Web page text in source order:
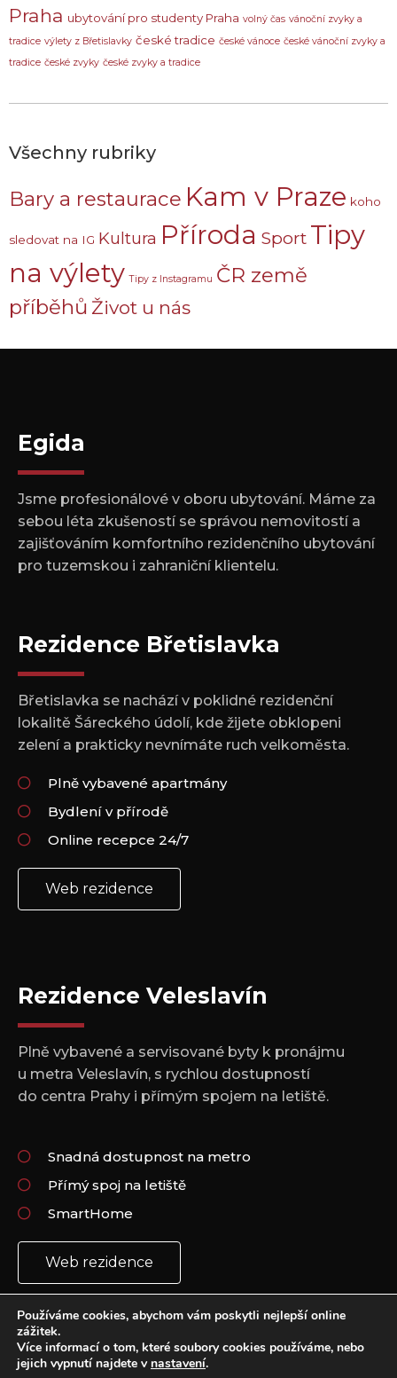
Praha ubytování pro studenty Praha volný čas vánoční zvyky a
tradice výlety z Břetislavky české tradice české vánoce české vánoční zvyky a
tradice české zvyky české zvyky a tradice
Všechny rubriky
Bary a restaurace Kam v Praze koho
sledovat na IG Kultura Příroda Sport Tipy
na výlety Tipy z Instagramu ČR země
příběhů Život u nás
Egida
Jsme profesionálové v oboru ubytování. Máme za
sebou léta zkušeností se správou nemovitostí a
zajišťováním komfortního rezidenčního ubytování
pro tuzemskou i zahraniční klientelu.
Rezidence Břetislavka
Břetislavka se nachází v poklidné rezidenční
lokalitě Šáreckého údolí, kde žijete obklopeni
zelení a prakticky nevnímáte ruch velkoměsta.
Plně vybavené apartmány
Bydlení v přírodě
Online recepce 24/7
Web rezidence
Rezidence Veleslavín
Plně vybavené a servisované byty k pronájmu
u metra Veleslavín, s rychlou dostupností
do centra Prahy i přímým spojem na letiště.
Snadná dostupnost na metro
Přímý spoj na letiště
SmartHome
Web rezidence
Používáme cookies, abychom vám poskytli nejlepší online
zážitek.
Více informací o tom, které soubory cookies používáme, nebo
jejich vypnutí najdete v nastavení.